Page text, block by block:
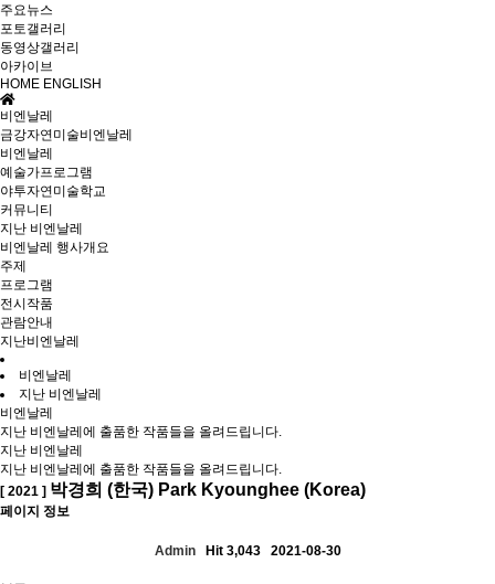
주요뉴스
포토갤러리
동영상갤러리
아카이브
HOME ENGLISH
비엔날레
금강자연미술비엔날레
비엔날레
예술가프로그램
야투자연미술학교
커뮤니티
지난 비엔날레
비엔날레 행사개요
주제
프로그램
전시작품
관람안내
지난비엔날레
비엔날레
지난 비엔날레
비엔날레
지난 비엔날레에 출품한 작품들을 올려드립니다.
지난 비엔날레
지난 비엔날레에 출품한 작품들을 올려드립니다.
[ 2021 ] 박경희 (한국) Park Kyounghee (Korea)
페이지 정보
Admin Hit 3,043 2021-08-30